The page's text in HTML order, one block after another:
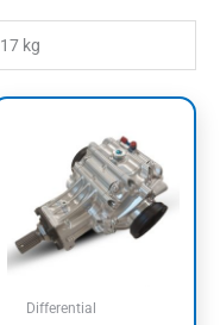
17 kg
Differential